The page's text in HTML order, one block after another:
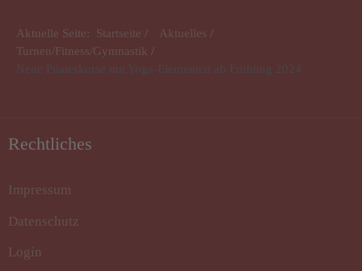
Aktuelle Seite: Startseite
Aktuelles
Turnen/Fitness/Gymnastik
Neue Pilateskurse mit Yoga-Elementen ab Frühling 2024
Rechtliches
Impressum
Datenschutz
Login